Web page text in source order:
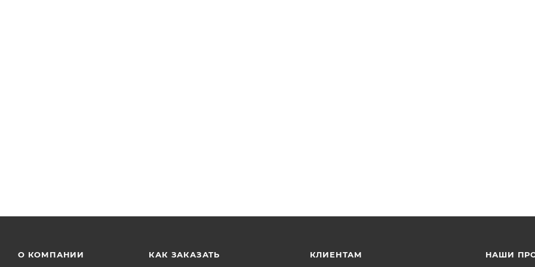
О КОМПАНИИ КАК ЗАКАЗАТЬ КЛИЕНТАМ НАШИ